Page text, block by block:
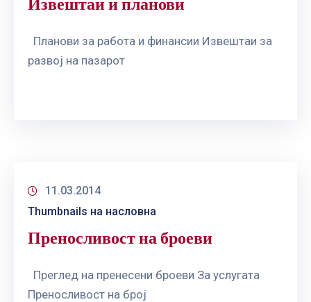
Планови за работа и финансии Извештаи за
развој на пазарот
11.03.2014
Thumbnails на насловна
Преносливост на броеви
Преглед на пренесени броеви За услугата
Преносливост на број